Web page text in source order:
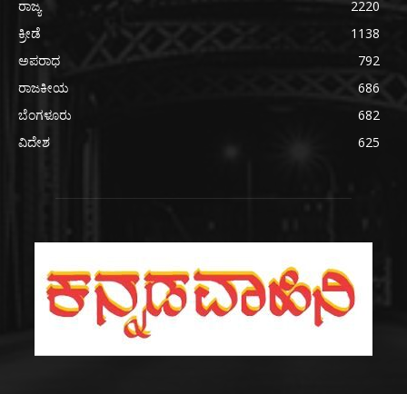
ರಾಜ್ಯ
2220
ಕ್ರೀಡೆ
1138
ಅಪರಾಧ
792
ರಾಜಕೀಯ
686
ಬೆಂಗಳೂರು
682
ವಿದೇಶ
625